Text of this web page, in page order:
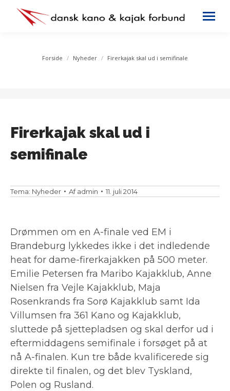
You are here:
Forside Nyheder Firerkajak skal ud i semifinale
Firerkajak skal ud i
semifinale
Tema: Nyheder Afadmin 11. juli 2014
Drømmen om en A-finale ved EM i
Brandeburg lykkedes ikke i det indledende
heat for dame-firerkajakken på 500 meter.
Emilie Petersen fra Maribo Kajakklub, Anne
Nielsen fra Vejle Kajakklub, Maja
Rosenkrands fra Sorø Kajakklub samt Ida
Villumsen fra 361 Kano og Kajakklub,
sluttede på sjettepladsen og skal derfor ud i
eftermiddagens semifinale i forsøget på at
nå A-finalen. Kun tre både kvalificerede sig
direkte til finalen, og det blev Tyskland,
Polen og Rusland.